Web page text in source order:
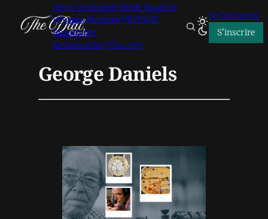
News HorlogerieModeJoaillerie
VoyagesMontres VINTAGE
Reportages
Se Connecter S'inscrire
Se Connecter
S'inscrire
George Daniels